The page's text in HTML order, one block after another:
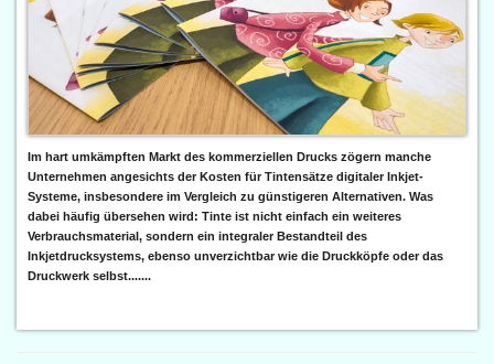
Im hart umkämpften Markt des kommerziellen Drucks zögern manche
Unternehmen angesichts der Kosten für Tintensätze digitaler Inkjet-
Systeme, insbesondere im Vergleich zu günstigeren Alternativen. Was
dabei häufig übersehen wird: Tinte ist nicht einfach ein weiteres
Verbrauchsmaterial, sondern ein integraler Bestandteil des
Inkjetdrucksystems, ebenso unverzichtbar wie die Druckköpfe oder das
Druckwerk selbst.......